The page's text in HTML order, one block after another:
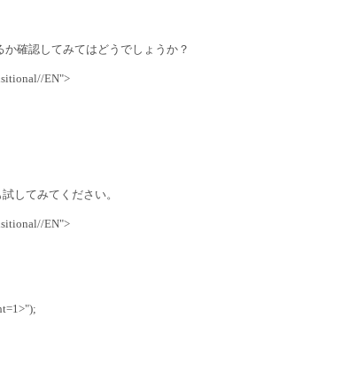
確認してみてはどうでしょうか？
EN">
してみてください。
EN">